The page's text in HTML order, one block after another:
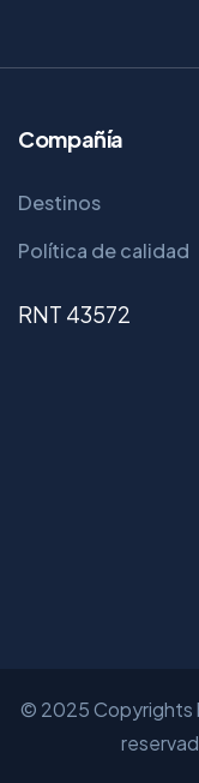
Compañía
Destinos
Política de calidad
RNT 43572
© 2025 Copyrights